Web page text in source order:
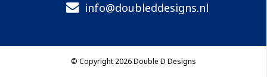
info@doubleddesigns.nl
© Copyright 2026 Double D Designs